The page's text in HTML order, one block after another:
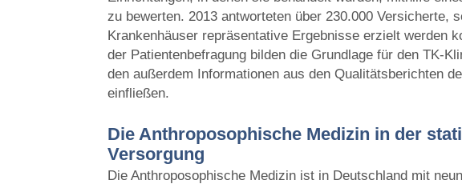
zu bewerten. 2013 antworteten über 230.000 Versicherte,
Krankenhäuser repräsentative Ergebnisse erzielt werden
der Patientenbefragung bilden die Grundlage für den TK-
den außerdem Informationen aus den Qualitätsberichten
einfließen.
Die Anthroposophische Medizin in der
Versorgung
Die Anthroposophische Medizin ist in Deutschland mit